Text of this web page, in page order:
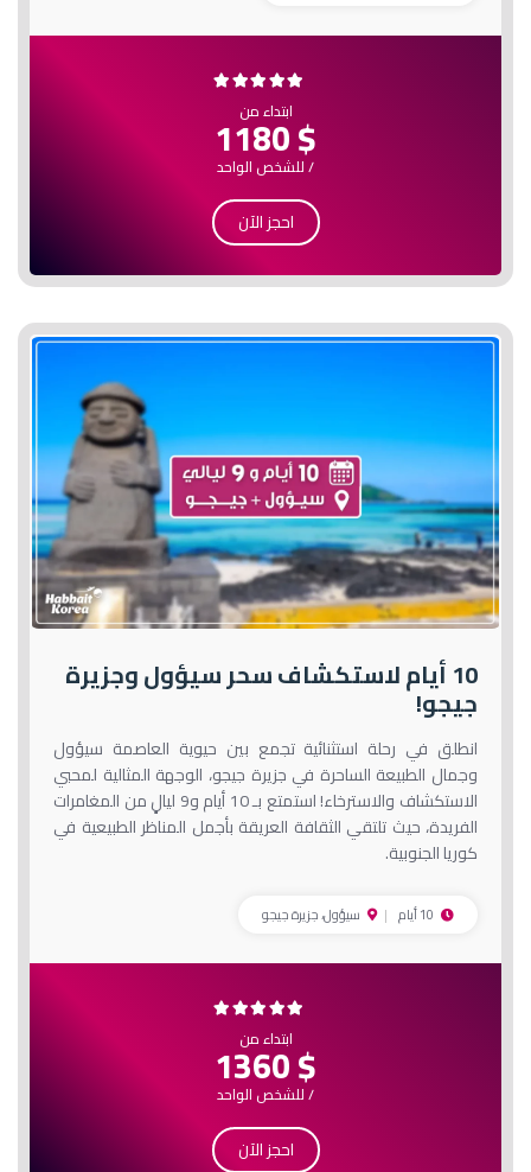
ابتداء من $ 1180
/ للشخص الواحد
احجز الآن
10 أيام لاستكشاف سحر سيؤول وجزيرة
جيجو!
انطلق في رحلة استثنائية تجمع بين حيوية العاصمة سيؤول
وجمال الطبيعة الساحرة في جزيرة جيجو، الوجهة المثالية لمحبي
الاستكشاف والاسترخاء! استمتع بـ 10 أيام و9 ليالٍ من المغامرات
الفريدة، حيث تلتقي الثقافة العريقة بأجمل المناظر الطبيعية في
كوريا الجنوبية.
سيؤول، جزيرة جيجو
ابتداء من $ 1360
/ للشخص الواحد
احجز الآن